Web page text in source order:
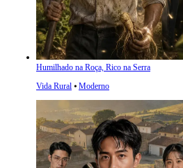
Humilhado na Roça, Rico na Serra
Vida Rural ⦁ Moderno